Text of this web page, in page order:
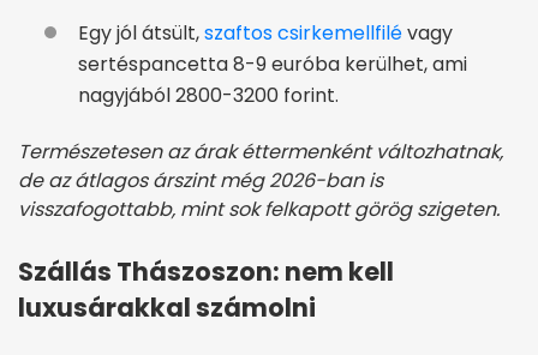
Egy jól átsült,szaftos csirkemellfilévagy
sertéspancetta 8-9 euróba kerülhet, ami
nagyjából 2800-3200 forint.
Természetesen az árak éttermenként változhatnak,
de az átlagos árszint még 2026-ban is
visszafogottabb, mint sok felkapott görög szigeten.
Szállás Thászoszon: nem kell
luxusárakkal számolni